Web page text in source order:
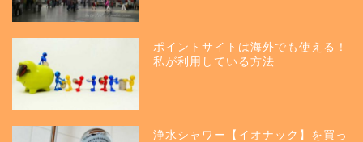
ポイントサイトは海外でも使える！
私が利用している方法
浄水シャワー【イオナック】を買っ